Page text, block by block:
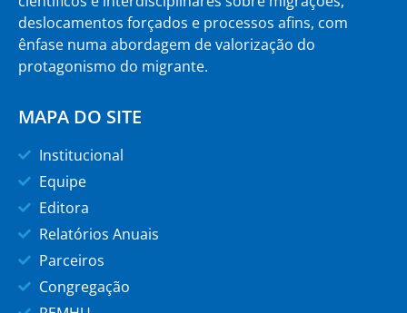
deslocamentos forçados e processos afins, com
ênfase numa abordagem de valorização do
protagonismo do migrante.
MAPA DO SITE
Institucional
Equipe
Editora
Relatórios Anuais
Parceiros
Congregação